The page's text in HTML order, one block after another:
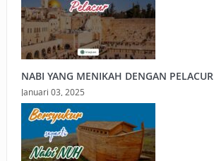
NABI YANG MENIKAH DENGAN PELACUR
Januari 03, 2025